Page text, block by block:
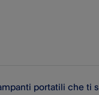
portatili che ti